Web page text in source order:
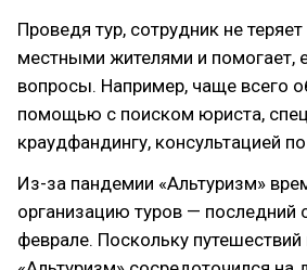
Проведя тур, сотрудник не
местными жителями и помогает,
вопросы. Например, чаще всего
помощью с поиском юриста,
краудфандингу, консультацией
Из-за пандемии «Альтуризм»
организацию туров — последний
феврале. Поскольку